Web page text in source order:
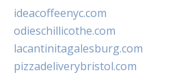
ideacoffeenyc.com
odieschillicothe.com
lacantinitagalesburg.com
pizzadeliverybristol.com